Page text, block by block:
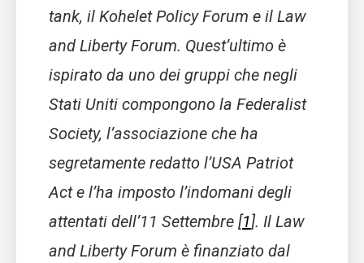
tank, il Kohelet Policy Forum e il Law
and Liberty Forum. Quest’ultimo è
ispirato da uno dei gruppi che negli
Stati Uniti compongono la Federalist
Society, l’associazione che ha
segretamente redatto l’USA Patriot
Acte l’ha imposto l’indomani degli
attentati dell’11 Settembre [1]. Il Law
and Liberty Forum è finanziato dal